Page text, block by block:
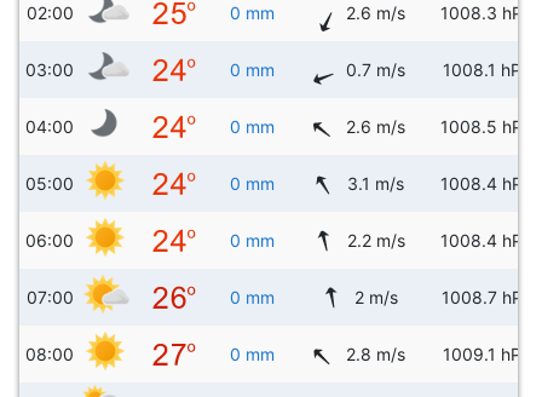
02:00 0 mm 2.6 m/s 1008.3 hPa
03:00 0 mm 0.7 m/s 1008.1 hPa
04:00 0 mm 2.6 m/s 1008.5 hPa
05:00 0 mm 3.1 m/s 1008.4 hPa
06:00 0 mm 2.2 m/s 1008.4 hPa
07:00 0 mm 2 m/s 1008.7 hPa
08:00 0 mm 2.8 m/s 1009.1 hPa